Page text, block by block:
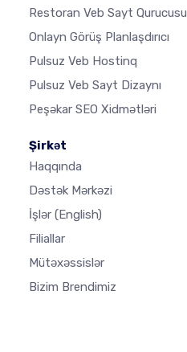
Restoran Veb Sayt Qurucusu
Onlayn Görüş Planlaşdırıcı
Pulsuz Veb Hostinq
Pulsuz Veb Sayt Dizaynı
Peşəkar SEO Xidmətləri
Şirkət
Haqqında
Dəstək Mərkəzi
İşlər (English)
Filiallar
Mütəxəssislər
Bizim Brendimiz